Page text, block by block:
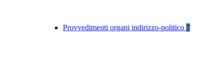
Provvedimenti organi indirizzo-politico 7